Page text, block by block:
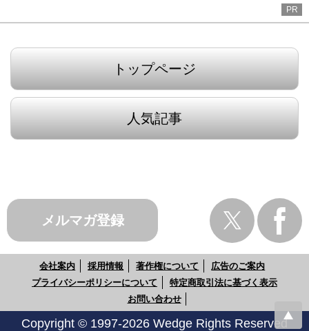
PR
トップページ
人気記事
メルマガ登録
会社案内 採用情報 著作権について
広告のご案内
プライバシーポリシーについて
特定商取引法に基づく表示
お問い合わせ
Copyright © 1997-2026 Wedge Rights Reserved